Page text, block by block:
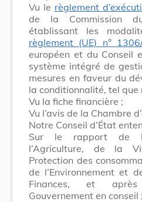
Vu le règlement
de la Commission
établissant les
règlement (UE) n°
européen et du Conseil
système intégré de
mesures en faveur du
la conditionnalité, tel que
Vu la fiche financière ;
Vu l’avis de la Chambre
Notre Conseil d’État
Sur le rapport de
l’Agriculture, de la
Protection des
de l’Environnement et
Finances, et
Gouvernement en conseil ;